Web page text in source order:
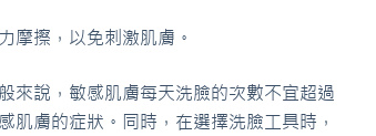
摩擦，以免刺激肌膚。
來說，敏感肌膚每天洗臉的次數不宜超過
肌膚的症狀。同時，在選擇洗臉工具時，